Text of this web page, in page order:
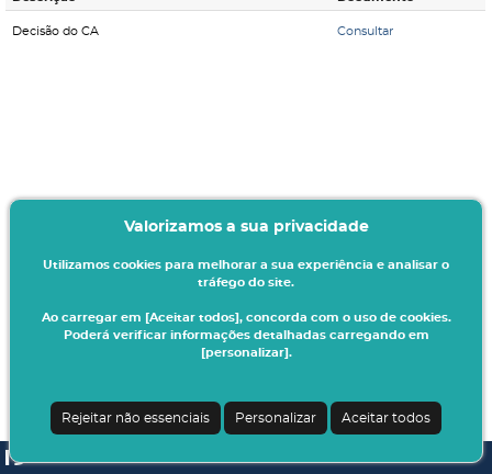
Decisão do CA Consultar
Valorizamos a sua privacidade
Utilizamos cookies para melhorar a sua experiência e analisar o
tráfego do site.
Ao carregar em [Aceitar todos], concorda com o uso de cookies.
Poderá verificar informações detalhadas carregando em
[personalizar].
Rejeitar não essenciais Personalizar Aceitar todos